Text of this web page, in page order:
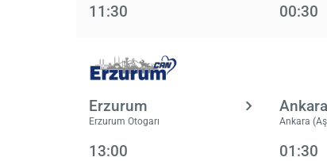
11:30 00:30
Erzurum
Erzurum Otogarı
Ankara
Ankara
13:00 01:30